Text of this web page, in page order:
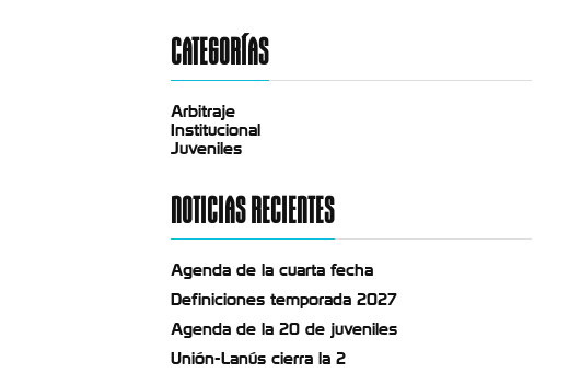
CATEGORÍAS
Arbitraje
Institucional
Juveniles
NOTICIAS RECIENTES
Agenda de la cuarta fecha
Definiciones temporada 2027
Agenda de la 20 de juveniles
Unión-Lanús cierra la 2